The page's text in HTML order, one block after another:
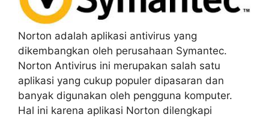
Norton adalah aplikasi antivirus yang
dikembangkan oleh perusahaan Symantec.
Norton Antivirus ini merupakan salah satu
aplikasi yang cukup populer dipasaran dan
banyak digunakan oleh pengguna komputer.
Hal ini karena aplikasi Norton dilengkapi